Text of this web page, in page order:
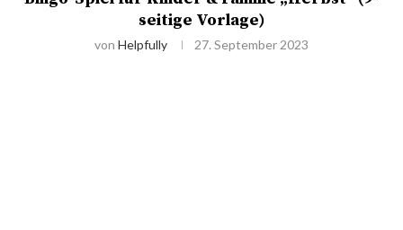
seitige Vorlage)
von Helpfully 27. September 2023